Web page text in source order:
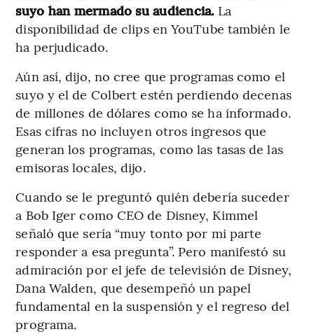
suyo han mermado su audiencia. La
disponibilidad de clips en YouTube también le
ha perjudicado.
Aún así, dijo, no cree que programas como el
suyo y el de Colbert estén perdiendo decenas
de millones de dólares como se ha informado.
Esas cifras no incluyen otros ingresos que
generan los programas, como las tasas de las
emisoras locales, dijo.
Cuando se le preguntó quién debería suceder
a Bob Iger como CEO de Disney, Kimmel
señaló que sería “muy tonto por mi parte
responder a esa pregunta”. Pero manifestó su
admiración por el jefe de televisión de Disney,
Dana Walden, que desempeñó un papel
fundamental en la suspensión y el regreso del
programa.